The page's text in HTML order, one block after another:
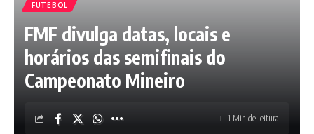
FUTEBOL
FMF divulga datas, locais e
horários das semifinais do
Campeonato Mineiro
1 Min de leitura